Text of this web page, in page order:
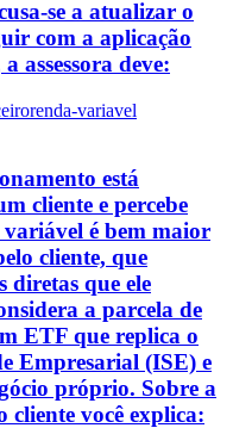
se a atualizar o
com a aplicação
assessora deve:
renda-variavel
está
cliente e percebe
é bem maior
cliente, que
diretas que ele
a parcela de
ETF que replica o
Empresarial (ISE) e
próprio. Sobre a
cliente você explica: